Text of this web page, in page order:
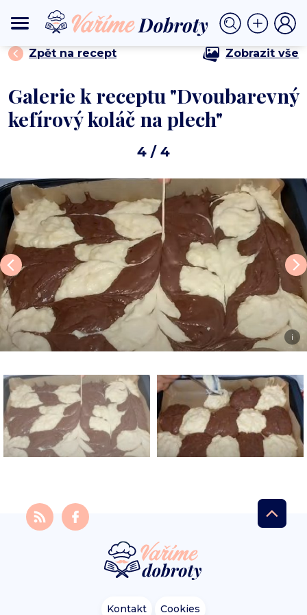
DOMŮ DEZERTY⟩ Dvoubarevný kefírový koláč na plech
Zpět na recept Zobrazit vše
Galerie k receptu "Dvoubarevný
kefírový koláč na plech"
4 / 4
i
Kontakt Cookies